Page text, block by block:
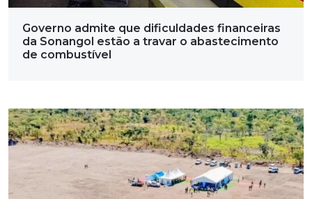
Governo admite que dificuldades financeiras
da Sonangol estão a travar o abastecimento
de combustível